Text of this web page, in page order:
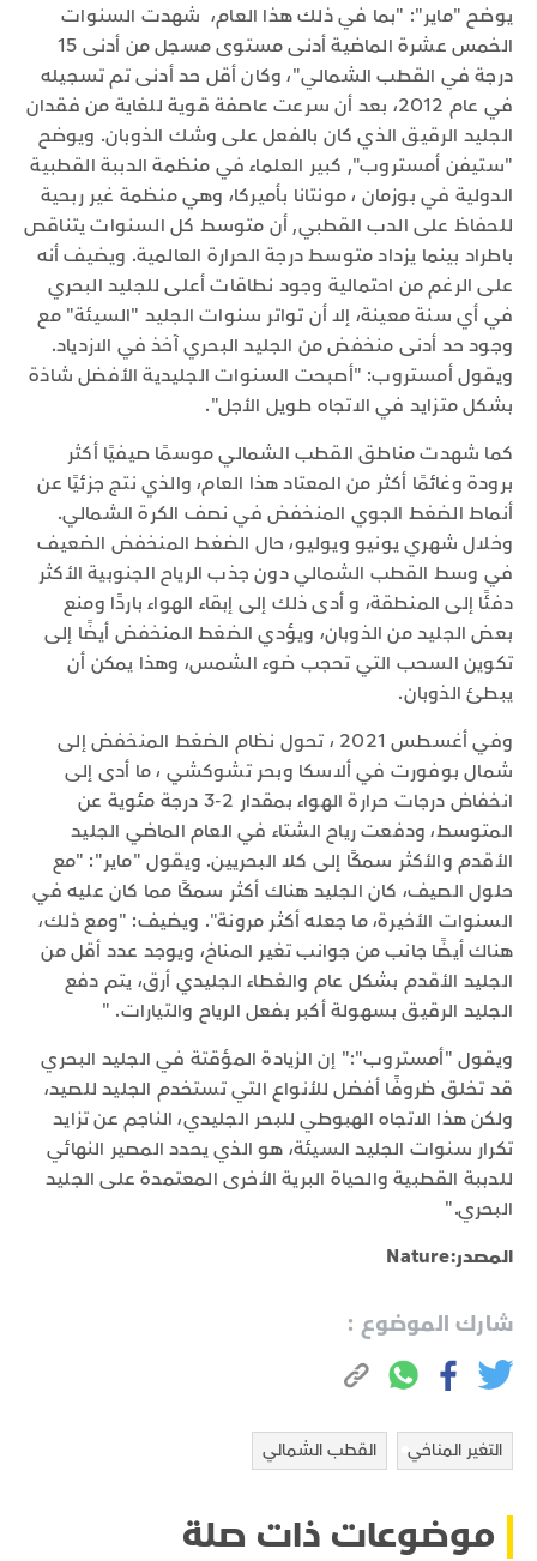
يوضح "ماير": "بما في ذلك هذا العام، شهدت السنوات
الخمس عشرة الماضية أدنى مستوى مسجل من أدنى 15
درجة في القطب الشمالي"، وكان أقل حد أدنى تم تسجيله
في عام 2012، بعد أن سرعت عاصفة قوية للغاية من فقدان
الجليد الرقيق الذي كان بالفعل على وشك الذوبان. ويوضح
"ستيفن أمستروب", كبير العلماء في منظمة الدببة القطبية
الدولية في بوزمان ، مونتانا بأميركا، وهي منظمة غير ربحية
للحفاظ على الدب القطبي, أن متوسط كل السنوات يتناقص
باطراد بينما يزداد متوسط درجة الحرارة العالمية. ويضيف أنه
على الرغم من احتمالية وجود نطاقات أعلى للجليد البحري
في أي سنة معينة، إلا أن تواتر سنوات الجليد "السيئة" مع
وجود حد أدنى منخفض من الجليد البحري آخذ في الازدياد.
ويقول أمستروب: "أصبحت السنوات الجليدية الأفضل شاذة
بشكل متزايد في الاتجاه طويل الأجل".
كما شهدت مناطق القطب الشمالي موسمًا صيفيًا أكثر
برودة وغائمًا أكثر من المعتاد هذا العام، والذي نتج جزئيًا عن
أنماط الضغط الجوي المنخفض في نصف الكرة الشمالي.
وخلال شهري يونيو ويوليو، حال الضغط المنخفض الضعيف
في وسط القطب الشمالي دون جذب الرياح الجنوبية الأكثر
دفئًا إلى المنطقة، و أدى ذلك إلى إبقاء الهواء باردًا ومنع
بعض الجليد من الذوبان، ويؤدي الضغط المنخفض أيضًا إلى
تكوين السحب التي تحجب ضوء الشمس، وهذا يمكن أن
يبطئ الذوبان.
وفي أغسطس 2021 ، تحول نظام الضغط المنخفض إلى
شمال بوفورت في ألاسكا وبحر تشوكشي ، ما أدى إلى
انخفاض درجات حرارة الهواء بمقدار 2-3 درجة مئوية عن
المتوسط، ودفعت رياح الشتاء في العام الماضي الجليد
الأقدم والأكثر سمكًا إلى كلا البحريين. ويقول "ماير": "مع
حلول الصيف، كان الجليد هناك أكثر سمكًا مما كان عليه في
السنوات الأخيرة، ما جعله أكثر مرونة". ويضيف: "ومع ذلك،
هناك أيضًا جانب من جوانب تغير المناخ، ويوجد عدد أقل من
الجليد الأقدم بشكل عام والغطاء الجليدي أرق، يتم دفع
الجليد الرقيق بسهولة أكبر بفعل الرياح والتيارات. "
ويقول "أمستروب":" إن الزيادة المؤقتة في الجليد البحري
قد تخلق ظروفًا أفضل للأنواع التي تستخدم الجليد للصيد،
ولكن هذا الاتجاه الهبوطي للبحر الجليدي، الناجم عن تزايد
تكرار سنوات الجليد السيئة، هو الذي يحدد المصير النهائي
للدببة القطبية والحياة البرية الأخرى المعتمدة على الجليد
البحري."
المصدر:Nature
شارك الموضوع :
التغير المناخي القطب الشمالي
موضوعات ذات صلة